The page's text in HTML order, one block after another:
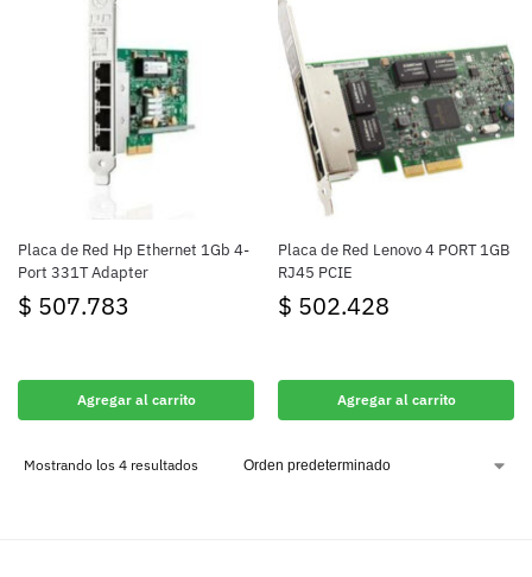
Placa de Red Hp Ethernet 1Gb 4-
Port 331T Adapter
$ 507.783
Agregar al carrito
Placa de Red Lenovo 4 PORT 1GB
RJ45 PCIE
$ 502.428
Agregar al carrito
Mostrando los 4 resultados